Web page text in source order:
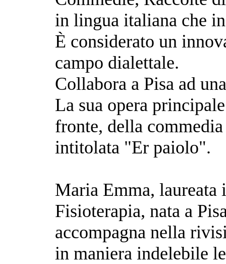
in lingua italiana che
È considerato un
campo dialettale.
Collabora a Pisa ad
La sua opera
fronte, della
intitolata "Er paiolo".
Maria Emma,
Fisioterapia, nata a
accompagna nella
in maniera indelebile